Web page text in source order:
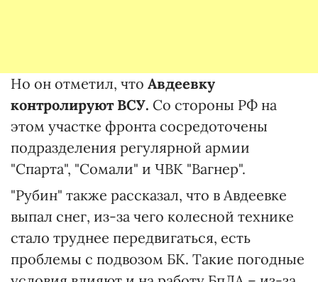
Но он отметил, что Авдеевку
контролируют ВСУ. Со стороны РФ на
этом участке фронта сосредоточены
подразделения регулярной армии
"Спарта", "Сомали" и ЧВК "Вагнер".
"Рубин" также рассказал, что в Авдеевке
выпал снег, из-за чего колесной технике
стало труднее передвигаться, есть
проблемы с подвозом БК. Такие погодные